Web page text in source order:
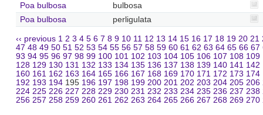
Poa bulbosa
bulbosa
Poa bulbosa
perligulata
‹‹ previous 1 2 3 4 5 6 7 8 9 10 11 12 13 14 15 16 17 18 19 20 21
47 48 49 50 51 52 53 54 55 56 57 58 59 60 61 62 63 64 65 66 67
93 94 95 96 97 98 99 100 101 102 103 104 105 106 107 108 109
128 129 130 131 132 133 134 135 136 137 138 139 140 141 142
160 161 162 163 164 165 166 167 168 169 170 171 172 173 174
192 193 194 195 196 197 198 199 200 201 202 203 204 205 206
224 225 226 227 228 229 230 231 232 233 234 235 236 237 238
256 257 258 259 260 261 262 263 264 265 266 267 268 269 270